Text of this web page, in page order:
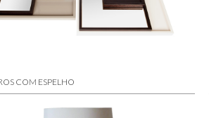
COM ESPELHO